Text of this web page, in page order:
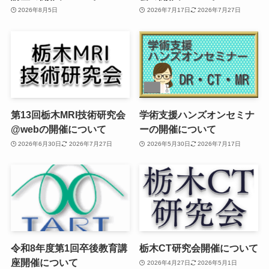
2026年8月5日 2026年7月17日 2026年7月27日
第13回栃木MRI技術研究会
@webの開催について
2026年6月30日 2026年7月27日
学術支援ハンズオンセミナ
ーの開催について
2026年5月30日 2026年7月17日
令和8年度第1回卒後教育講
座開催について
栃木CT研究会開催について
2026年4月27日 2026年5月1日